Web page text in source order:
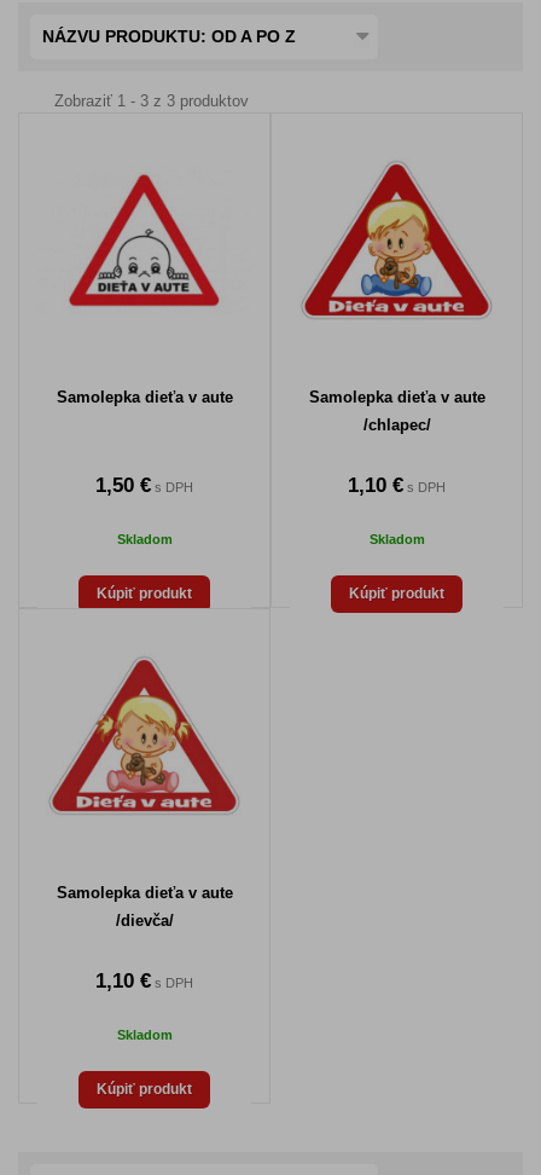
NÁZVU PRODUKTU: OD A PO Z
Zobraziť 1 - 3 z 3 produktov
Samolepka dieťa v aute
1,50 € s DPH
Skladom
Kúpiť produkt
Samolepka dieťa v aute
/chlapec/
1,10 € s DPH
Skladom
Kúpiť produkt
Samolepka dieťa v aute
/dievča/
1,10 € s DPH
Skladom
Kúpiť produkt